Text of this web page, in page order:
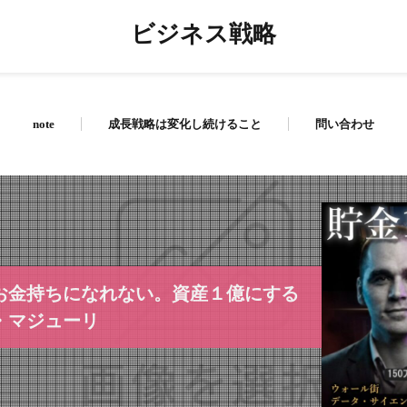
ビジネス戦略
note 成長戦略は変化し続けること 問い合わせ
持ちになれない。資産１億にする
マジューリ